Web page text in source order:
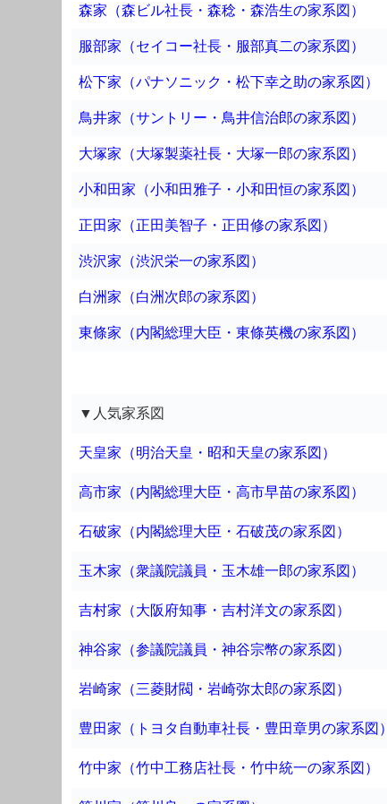
森家（森ビル社長・森稔・森浩生の家系図）
服部家（セイコー社長・服部真二の家系図）
松下家（パナソニック・松下幸之助の家系図）
鳥井家（サントリー・鳥井信治郎の家系図）
大塚家（大塚製薬社長・大塚一郎の家系図）
小和田家（小和田雅子・小和田恒の家系図）
正田家（正田美智子・正田修の家系図）
渋沢家（渋沢栄一の家系図）
白洲家（白洲次郎の家系図）
東條家（内閣総理大臣・東條英機の家系図）
▼人気家系図
天皇家（明治天皇・昭和天皇の家系図）
高市家（内閣総理大臣・高市早苗の家系図）
石破家（内閣総理大臣・石破茂の家系図）
玉木家（衆議院議員・玉木雄一郎の家系図）
吉村家（大阪府知事・吉村洋文の家系図）
神谷家（参議院議員・神谷宗幣の家系図）
岩崎家（三菱財閥・岩崎弥太郎の家系図）
豊田家（トヨタ自動車社長・豊田章男の家系図）
竹中家（竹中工務店社長・竹中統一の家系図）